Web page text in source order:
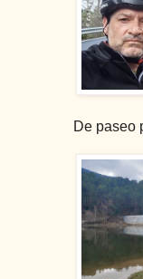
De paseo